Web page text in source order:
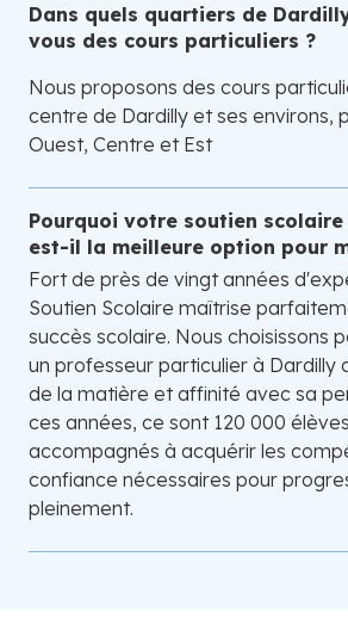
Dans quels quartiers de
vous des cours particuliers ?
Nous proposons des cours
centre de Dardilly et ses environs,
Ouest, Centre et Est
Pourquoi votre soutien
est-il la meilleure option pour
Fort de près de vingt années
Soutien Scolaire maîtrise
succès scolaire. Nous choisissons
un professeur particulier à Dardilly
de la matière et affinité avec sa
ces années, ce sont 120 000
accompagnés à acquérir les
confiance nécessaires pour
pleinement.